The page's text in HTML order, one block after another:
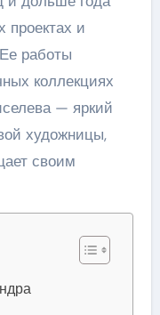
проектах и
работы
коллекциях
— яркий
художницы,
своим